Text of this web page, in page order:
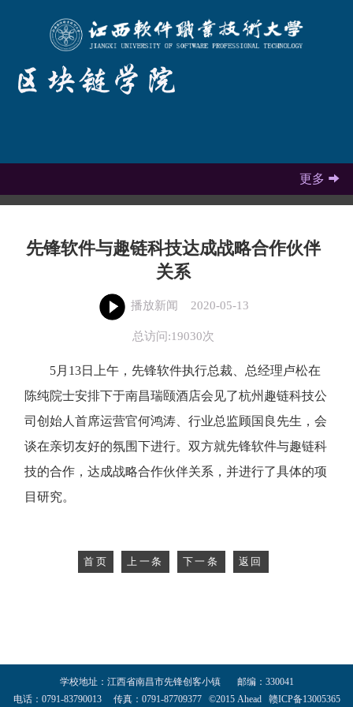
更多 
先锋软件与趣链科技达成战略合作伙伴
关系
播放新闻 2020-05-13
总访问:19030次
5月13日上午，先锋软件执行总裁、总经理卢松在
陈纯院士安排下于南昌瑞颐酒店会见了杭州趣链科技公
司创始人首席运营官何鸿涛、行业总监顾国良先生，会
谈在亲切友好的氛围下进行。双方就先锋软件与趣链科
技的合作，达成战略合作伙伴关系，并进行了具体的项
目研究。
首页 上一条 下一条 返回
学校地址：江西省南昌市先锋创客小镇 邮编：330041
电话：0791-83790013 传真：0791-87709377 ©2015 Ahead 赣ICP备13005365